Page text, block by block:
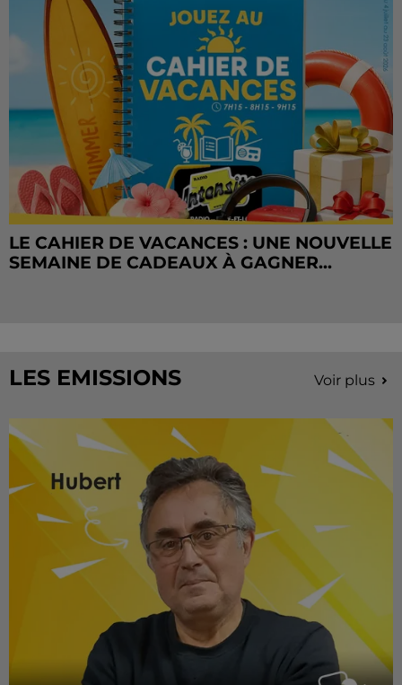
LE CAHIER DE VACANCES : UNE NOUVELLE
SEMAINE DE CADEAUX À GAGNER...
LES EMISSIONS Voir plus